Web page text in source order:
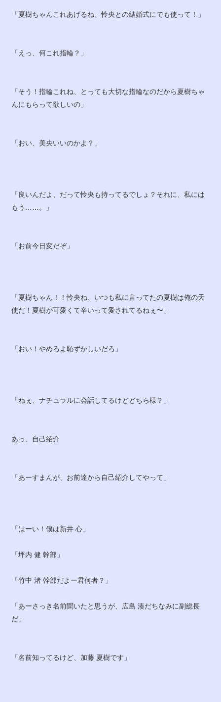
「夏樹ちゃんこれあげるね、怜央との結婚式にでも使って！」
「えっ、何これ指輪？」
「そう！指輪これね、とっても大切な指輪なのだから夏樹ちゃ
んにもらって欲しいの」
「おい、美央いいのかよ？」
「良いんだよ、だって怜央も持ってるでしょ？それに、私には
もう……。」
「お前今日変だぞ」
「夏樹ちゃん！！怜央ね、いつも私に言ってたの夏樹は俺の天
使だ！夏樹が可愛くて辛いって愛されてるねぇ〜」
「おい！やめろよ恥ずかしいだろ」
「ねぇ、ナチュラルに会話してるけどどちら様？」
あっ、自己紹介
「あーすまんが、お前達から自己紹介してやって」
「はーい！僕は新井 心」
「坪内 健 幹部」
「竹中 渚 幹部だよー君何者？」
「あーさっき名前聞いたと思うが、広島 湊だちなみに副総長
だ」
「名前知ってるけど、加藤 夏樹です」